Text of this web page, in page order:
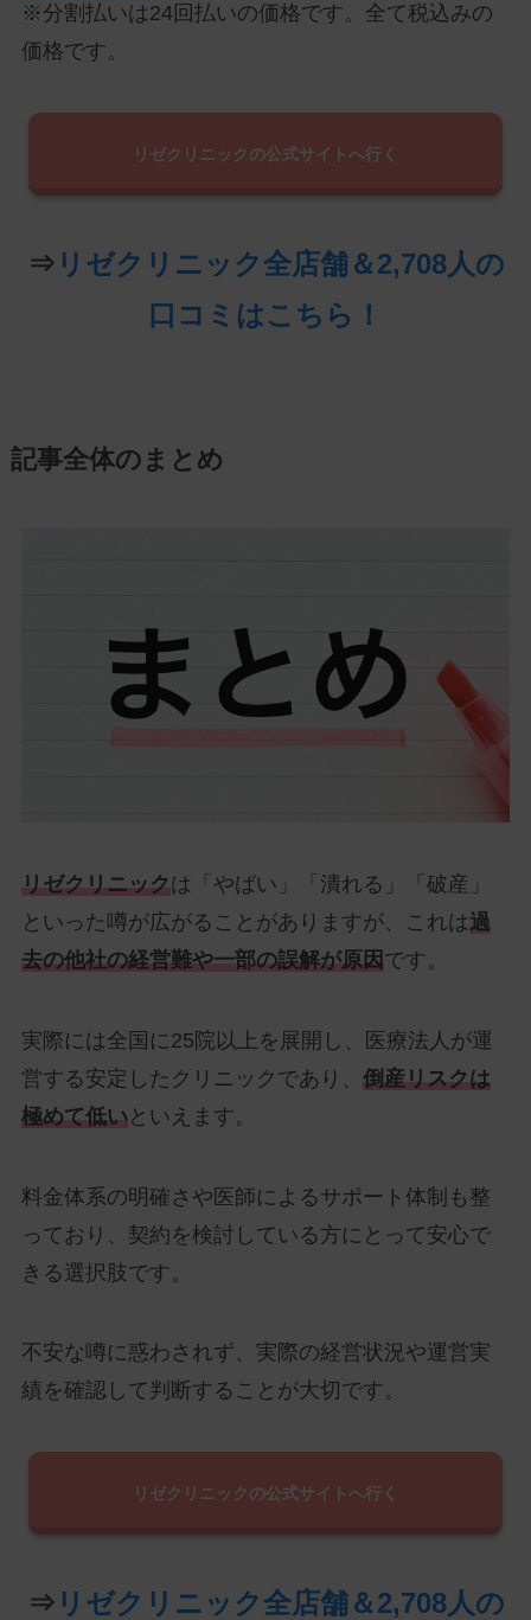
※分割払いは24回払いの価格です。全て税込みの
価格です。
リゼクリニックの公式サイトへ行く
⇒ リゼクリニック全店舗＆2,708人の
口コミはこちら！
記事全体のまとめ
リゼクリニックは「やばい」「潰れる」「破産」
といった噂が広がることがありますが、これは過
去の他社の経営難や一部の誤解が原因です。
実際には全国に25院以上を展開し、医療法人が運
営する安定したクリニックであり、 倒産リスクは
極めて低いといえます。
料金体系の明確さや医師によるサポート体制も整
っており、契約を検討している方にとって安心で
きる選択肢です。
不安な噂に惑わされず、実際の経営状況や運営実
績を確認して判断することが大切です。
リゼクリニックの公式サイトへ行く
⇒ リゼクリニック全店舗＆2,708人の